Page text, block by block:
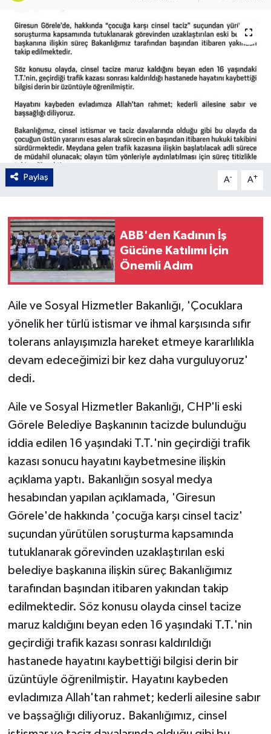
Paylaş A- A+
ABB'den Kadının İş
Gücüne Katılımı İçin
Önemli Adım
Aile ve Sosyal Hizmetler Bakanlığı, 'Çocuklara
yönelik her türlü istismar ve ihmal karşısında sıfır
tolerans anlayışımızla hareket etmeye kararlılıkla
devam edeceğimizi bir kez daha vurguluyoruz'
dedi.
Aile ve Sosyal Hizmetler Bakanlığı, CHP'li eski
Görele Belediye Başkanının tacizde bulunduğu
iddia edilen 16 yaşındaki T.T.'nin geçirdiği trafik
kazası sonucu hayatını kaybetmesine ilişkin
açıklama yaptı. Bakanlığın sosyal medya
hesabından yapılan açıklamada, 'Giresun
Görele'de hakkında 'çocuğa karşı cinsel taciz'
suçundan yürütülen soruşturma kapsamında
tutuklanarak görevinden uzaklaştırılan eski
belediye başkanına ilişkin süreç Bakanlığımız
tarafından başından itibaren yakından takip
edilmektedir. Söz konusu olayda cinsel tacize
maruz kaldığını beyan eden 16 yaşındaki T.T.'nin
geçirdiği trafik kazası sonrası kaldırıldığı
hastanede hayatını kaybettiği bilgisi derin bir
üzüntüyle öğrenilmiştir. Hayatını kaybeden
evladımıza Allah'tan rahmet; kederli ailesine sabır
ve başsağlığı diliyoruz. Bakanlığımız, cinsel